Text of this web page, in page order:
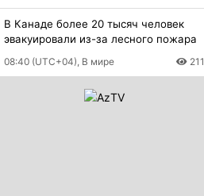
В Канаде более 20 тысяч человек
эвакуировали из-за лесного пожара
08:40 (UTC+04), В мире 211